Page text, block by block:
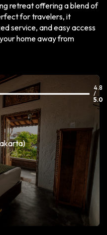
retreat offering a blend of
for travelers, it
service, and easy access
home away from
4.8
/
5.0